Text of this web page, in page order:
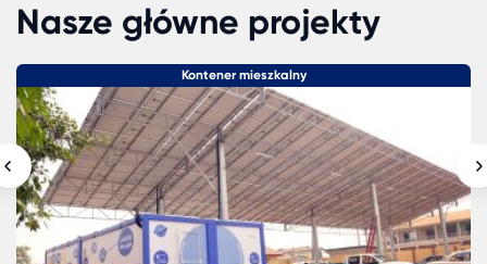
Nasze główne projekty
Modułowe Budki Ochrony